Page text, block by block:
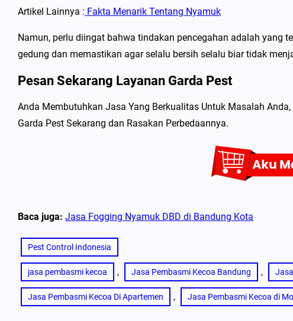
Artikel Lainnya : Fakta Menarik Tentang Nyamuk
Namun, perlu diingat bahwa tindakan pencegahan adalah yang
gedung dan memastikan agar selalu bersih selalu biar tidak
Pesan Sekarang Layanan Garda Pest
Anda Membutuhkan Jasa Yang Berkualitas Untuk Masalah
Garda Pest Sekarang dan Rasakan Perbedaannya.
Baca juga: Jasa Fogging Nyamuk DBD di Bandung Kota
Pest Control Indonesia
jasa pembasmi kecoa , Jasa Pembasmi Kecoa Bandung ,
Jasa Pembasmi Kecoa Di Apartemen , Jasa Pembasmi Kecoa di